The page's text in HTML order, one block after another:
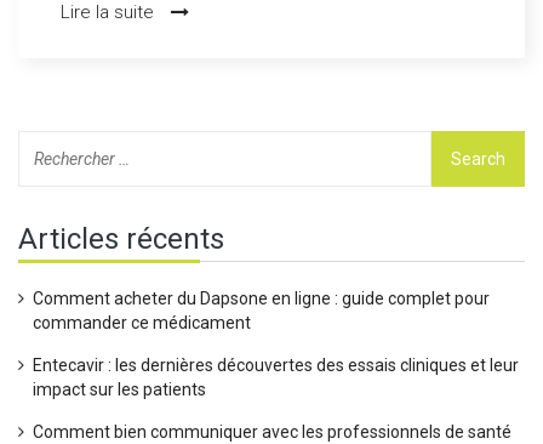
patients rénaux.
Lire la suite
Articles récents
Comment acheter du Dapsone en ligne : guide complet pour
commander ce médicament
Entecavir : les dernières découvertes des essais cliniques et leur
impact sur les patients
Comment bien communiquer avec les professionnels de santé